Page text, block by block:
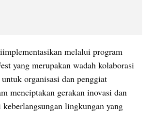
melalui program
yang merupakan wadah kolaborasi
menciptakan gerakan inovasi dan
lingkungan yang